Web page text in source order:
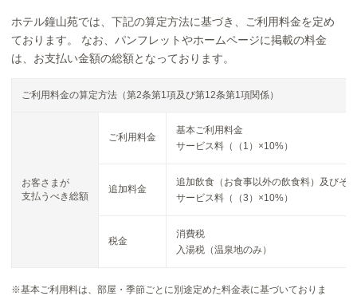
ホテル鐘山苑では、下記の算定方法に基づき、ご利用料金を定め
ております。 なお、パンフレットやホームページに掲載の料金
は、お支払い金額の総額となっております。
ご利用料金の算定方法（第2条第1項及び第12条第1項関係）
お客さまが
支払うべき総額
ご利用料金
基本ご利用料金
サービス料（（1）×10%）
追加料金
追加飲食（お食事以外の飲食料）及びそ
サービス料（（3）×10%）
税金
消費税
入湯税（温泉地のみ）
※基本ご利用料は、部屋・季節ごとに別途定めた料金表に基づいておりま